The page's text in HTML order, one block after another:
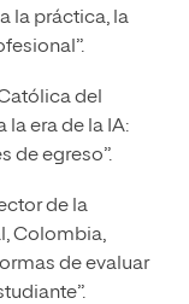
la práctica, la
del
la era de la IA:
de egreso”.
de la
Colombia,
de evaluar